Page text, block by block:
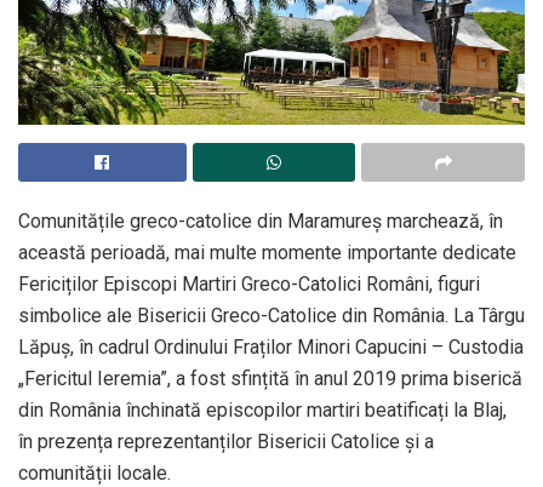
Comunitățile greco-catolice din Maramureș marchează, în
această perioadă, mai multe momente importante dedicate
Fericiților Episcopi Martiri Greco-Catolici Români, figuri
simbolice ale Bisericii Greco-Catolice din România. La Târgu
Lăpuș, în cadrul Ordinului Fraților Minori Capucini – Custodia
„Fericitul Ieremia”, a fost sfințită în anul 2019 prima biserică
din România închinată episcopilor martiri beatificați la Blaj,
în prezența reprezentanților Bisericii Catolice și a
comunității locale.